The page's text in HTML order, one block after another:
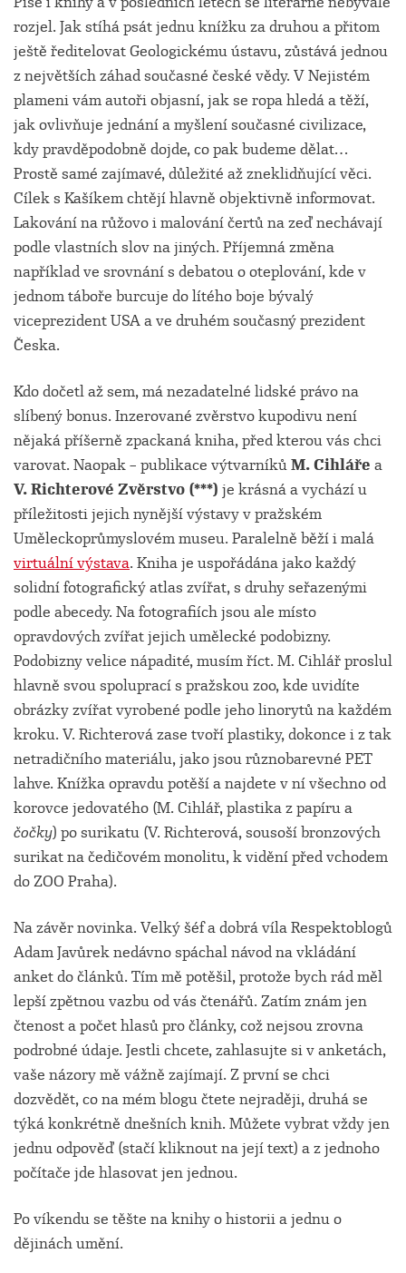
rozjel. Jak stíhá psát jednu knížku za druhou a přitom
ještě ředitelovat Geologickému ústavu, zůstává jednou
z největších záhad současné české vědy. V Nejistém
plameni vám autoři objasní, jak se ropa hledá a těží,
jak ovlivňuje jednání a myšlení současné civilizace,
kdy pravděpodobně dojde, co pak budeme dělat…
Prostě samé zajímavé, důležité až zneklidňující věci.
Cílek s Kašíkem chtějí hlavně objektivně informovat.
Lakování na růžovo i malování čertů na zeď nechávají
podle vlastních slov na jiných. Příjemná změna
například ve srovnání s debatou o oteplování, kde v
jednom táboře burcuje do lítého boje bývalý
viceprezident USA a ve druhém současný prezident
Česka.
Kdo dočetl až sem, má nezadatelné lidské právo na
slíbený bonus. Inzerované zvěrstvo kupodivu není
nějaká příšerně zpackaná kniha, před kterou vás chci
varovat. Naopak – publikace výtvarníkůM. Cihláře a
V. Richterové Zvěrstvo (***) je krásná a vychází u
příležitosti jejich nynější výstavy v pražském
Uměleckoprůmyslovém museu. Paralelně běží i malá
virtuální výstava. Kniha je uspořádána jako každý
solidní fotografický atlas zvířat, s druhy seřazenými
podle abecedy. Na fotografiích jsou ale místo
opravdových zvířat jejich umělecké podobizny.
Podobizny velice nápadité, musím říct. M. Cihlář proslul
hlavně svou spoluprací s pražskou zoo, kde uvidíte
obrázky zvířat vyrobené podle jeho linorytů na každém
kroku. V. Richterová zase tvoří plastiky, dokonce i z tak
netradičního materiálu, jako jsou různobarevné PET
lahve. Knížka opravdu potěší a najdete v ní všechno od
korovce jedovatého (M. Cihlář, plastika z papíru a
čočky) po surikatu (V. Richterová, sousoší bronzových
surikat na čedičovém monolitu, k vidění před vchodem
do ZOO Praha).
Na závěr novinka. Velký šéf a dobrá víla Respektoblogů
Adam Javůrek nedávno spáchal návod na vkládání
anket do článků. Tím mě potěšil, protože bych rád měl
lepší zpětnou vazbu od vás čtenářů. Zatím znám jen
čtenost a počet hlasů pro články, což nejsou zrovna
podrobné údaje. Jestli chcete, zahlasujte si v anketách,
vaše názory mě vážně zajímají. Z první se chci
dozvědět, co na mém blogu čtete nejraději, druhá se
týká konkrétně dnešních knih. Můžete vybrat vždy jen
jednu odpověď (stačí kliknout na její text) a z jednoho
počítače jde hlasovat jen jednou.
Po víkendu se těšte na knihy o historii a jednu o
dějinách umění.